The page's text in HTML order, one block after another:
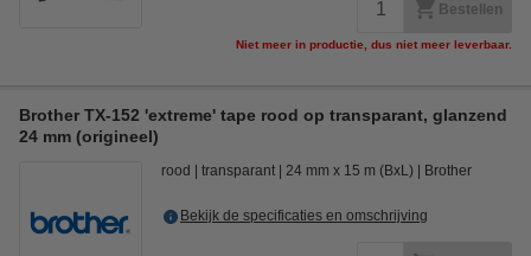
Bestellen
Niet meer in productie, dus niet meer leverbaar.
Brother TX-152 'extreme' tape rood op transparant, glanzend
24 mm (origineel)
rood transparant 24 mm x 15 m (BxL) Brother
Bekijk de specificaties en omschrijving